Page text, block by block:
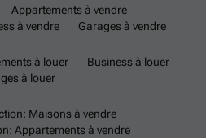
Appartements à vendre
à vendre Garages à vendre
à louer
Business à louer
à louer
Maisons à vendre
Appartements à vendre